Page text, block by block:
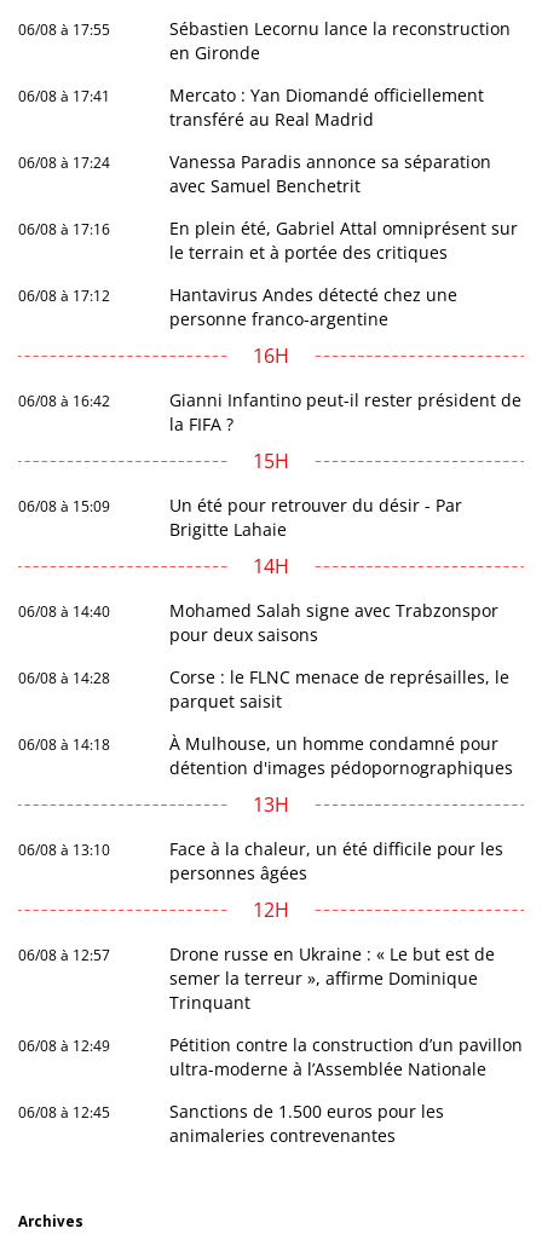
06/08 à 17:55
Sébastien Lecornu lance la reconstruction
en Gironde
06/08 à 17:41
Mercato : Yan Diomandé officiellement
transféré au Real Madrid
06/08 à 17:24
Vanessa Paradis annonce sa séparation
avec Samuel Benchetrit
06/08 à 17:16
En plein été, Gabriel Attal omniprésent sur
le terrain et à portée des critiques
06/08 à 17:12
Hantavirus Andes détecté chez une
personne franco-argentine
16H
06/08 à 16:42
Gianni Infantino peut-il rester président de
la FIFA ?
15H
06/08 à 15:09
Un été pour retrouver du désir - Par
Brigitte Lahaie
14H
06/08 à 14:40
Mohamed Salah signe avec Trabzonspor
pour deux saisons
06/08 à 14:28
Corse : le FLNC menace de représailles, le
parquet saisit
06/08 à 14:18
À Mulhouse, un homme condamné pour
détention d'images pédopornographiques
13H
06/08 à 13:10
Face à la chaleur, un été difficile pour les
personnes âgées
12H
06/08 à 12:57
Drone russe en Ukraine : « Le but est de
semer la terreur », affirme Dominique
Trinquant
06/08 à 12:49
Pétition contre la construction d’un pavillon
ultra-moderne à l’Assemblée Nationale
06/08 à 12:45
Sanctions de 1.500 euros pour les
animaleries contrevenantes
Archives